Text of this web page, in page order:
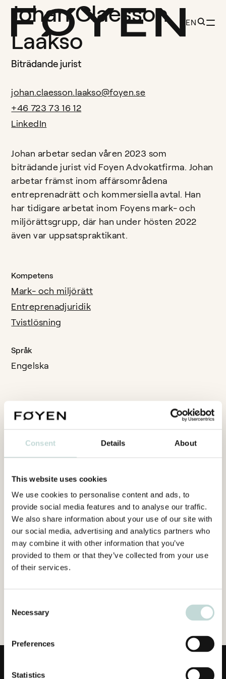
Consent Details About
This website uses cookies
We use cookies to personalise content and ads, to
provide social media features and to analyse our traffic.
We also share information about your use of our site with
our social media, advertising and analytics partners who
may combine it with other information that you’ve
provided to them or that they’ve collected from your use
of their services.
Selection
Necessary
Preferences
Statistics
EN
Johan Claesson
Laakso
Biträdande jurist
johan.claesson.laakso@foyen.se
+46 723 73 16 12
LinkedIn
Johan arbetar sedan våren 2023 som
biträdande jurist vid Foyen Advokatfirma. Johan
arbetar främst inom affärsområdena
entreprenadrätt och kommersiella avtal. Han
har tidigare arbetat inom Foyens mark- och
miljörättsgrupp, där han under hösten 2022
även var uppsatspraktikant.
Kompetens
Mark- och miljörätt
Entreprenadjuridik
Tvistlösning
Språk
Engelska